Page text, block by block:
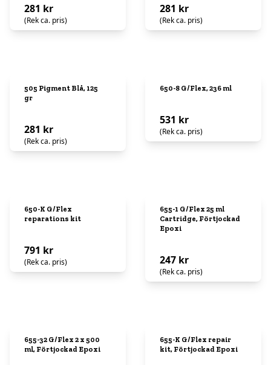
281 kr
(Rek ca. pris)
281 kr
(Rek ca. pris)
505 Pigment Blå, 125
gr
281 kr
(Rek ca. pris)
650-8 G/Flex, 236 ml
531 kr
(Rek ca. pris)
650-K G/Flex
reparations kit
791 kr
(Rek ca. pris)
655-1 G/Flex 25 ml
Cartridge, Förtjockad
Epoxi
247 kr
(Rek ca. pris)
655-32 G/Flex 2 x 500
ml, Förtjockad Epoxi
655-K G/Flex repair
kit, Förtjockad Epoxi